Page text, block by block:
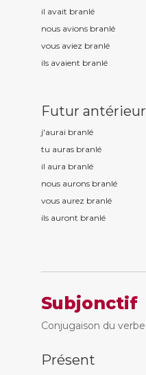
il avait branlé
nous avions branlé
vous aviez branlé
ils avaient branlé
Futur antérieur
j'aurai branlé
tu auras branlé
il aura branlé
nous aurons branlé
vous aurez branlé
ils auront branlé
Subjonctif
Conjugaison du
Présent